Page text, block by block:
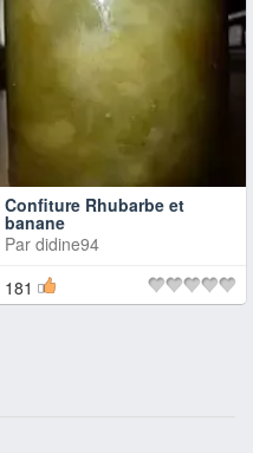
Confiture Rhubarbe et
banane
Par didine94
181